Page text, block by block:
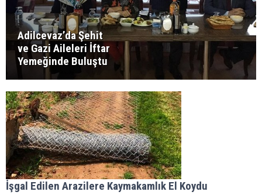
Adilcevaz’da Şehit
ve Gazi Aileleri İftar
Yemeğinde Buluştu
İşgal Edilen Arazilere Kaymakamlık El Koydu